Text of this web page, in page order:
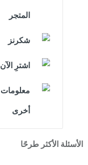
المتجر
شكرنز
اشترِ الآن
معلومات
أخرى
الأسئلة الأكثر طرحًا